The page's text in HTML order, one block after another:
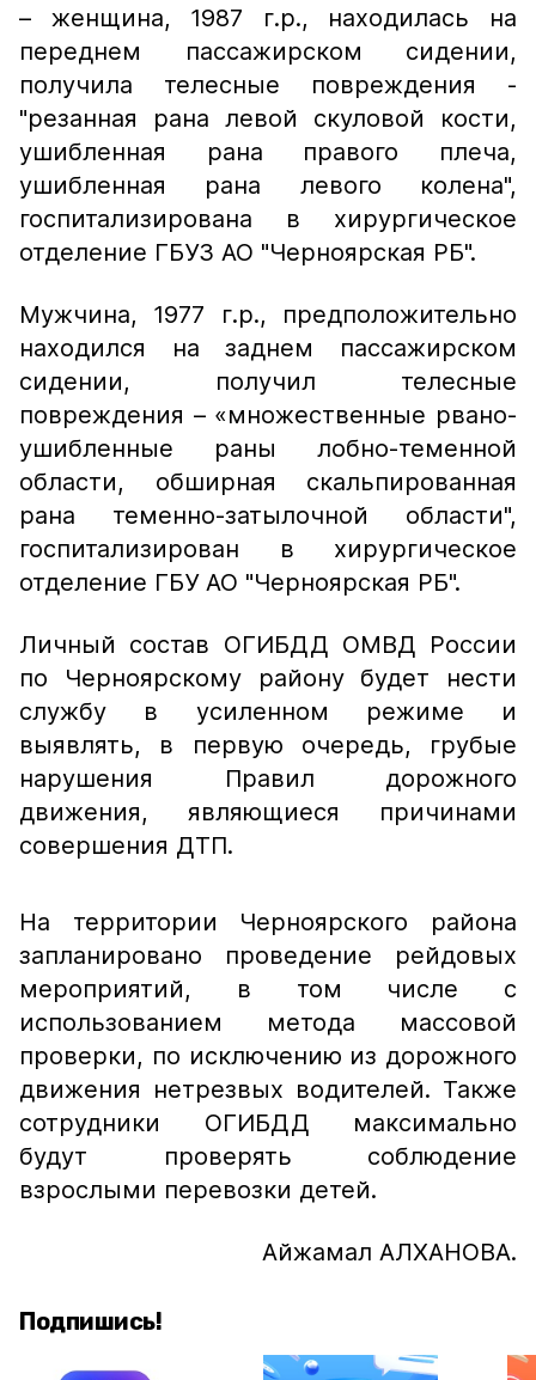
– женщина, 1987 г.р., находилась на
переднем пассажирском сидении,
получила телесные повреждения -
"резанная рана левой скуловой кости,
ушибленная рана правого плеча,
ушибленная рана левого колена",
госпитализирована в хирургическое
отделение ГБУЗ АО "Черноярская РБ".
Мужчина, 1977 г.р., предположительно
находился на заднем пассажирском
сидении, получил телесные
повреждения – «множественные рвано-
ушибленные раны лобно-теменной
области, обширная скальпированная
рана теменно-затылочной области",
госпитализирован в хирургическое
отделение ГБУ АО "Черноярская РБ".
Личный состав ОГИБДД ОМВД России
по Черноярскому району будет нести
службу в усиленном режиме и
выявлять, в первую очередь, грубые
нарушения Правил дорожного
движения, являющиеся причинами
совершения ДТП.
На территории Черноярского района
запланировано проведение рейдовых
мероприятий, в том числе с
использованием метода массовой
проверки, по исключению из дорожного
движения нетрезвых водителей. Также
сотрудники ОГИБДД максимально
будут проверять соблюдение
взрослыми перевозки детей.
Айжамал АЛХАНОВА.
Подпишись!